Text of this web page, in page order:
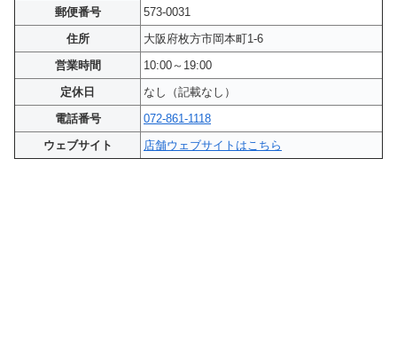
郵便番号
573-0031
住所
大阪府枚方市岡本町1-6
営業時間
10:00～19:00
定休日
なし（記載なし）
電話番号
072-861-1118
ウェブサイト
店舗ウェブサイトはこちら